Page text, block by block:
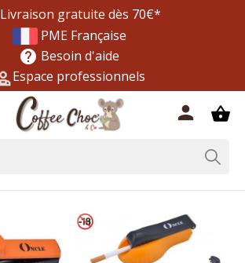
Livraison gratuite dès 70€*
PME Française
help Besoin d'aide
Espace professionnels
shopping_basket
person